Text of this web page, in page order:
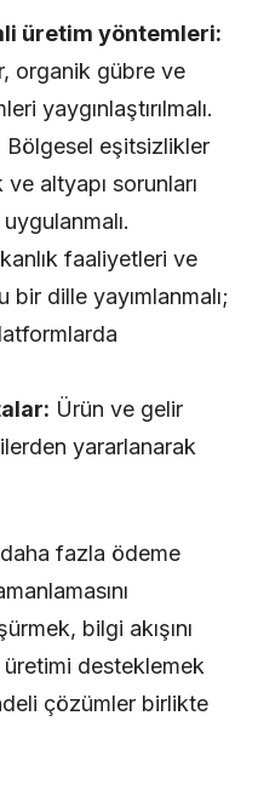
üretim yöntemleri:
organik gübre ve
yaygınlaştırılmalı.
Bölgesel eşitsizlikler
ve altyapı sorunları
faaliyetleri ve
dille yayımlanmalı;
Ürün ve gelir
yararlanarak
fazla ödeme
bilgi akışını
desteklemek
çözümler birlikte